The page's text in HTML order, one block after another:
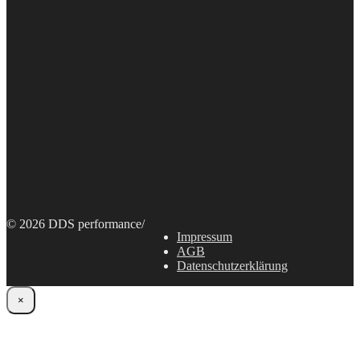
© 2026 DDS performance/
Impressum
AGB
Datenschutzerklärung
×